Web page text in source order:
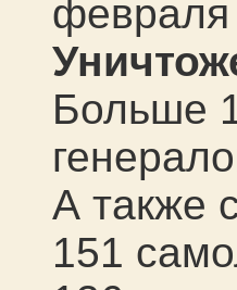
февраля
Больше
А также
151